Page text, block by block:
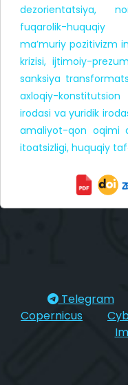
dezorientatsiya,
fuqarolik-huquqiy
ma’muriy pozitivizm
krizisi, ijtimoiy-
sanksiya
axloqiy-
irodasi va yuridik
amaliyot-qon oqimi
itoatsizligi, huquqiy
Telegram
Copernicus